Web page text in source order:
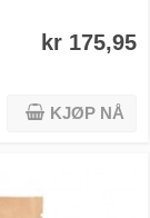
kr 175,95
KJØP NÅ